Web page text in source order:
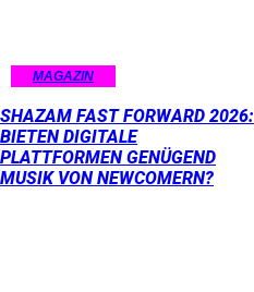
MAGAZIN
SHAZAM FAST FORWARD 2026:
BIETEN DIGITALE
PLATTFORMEN GENÜGEND
MUSIK VON NEWCOMERN?